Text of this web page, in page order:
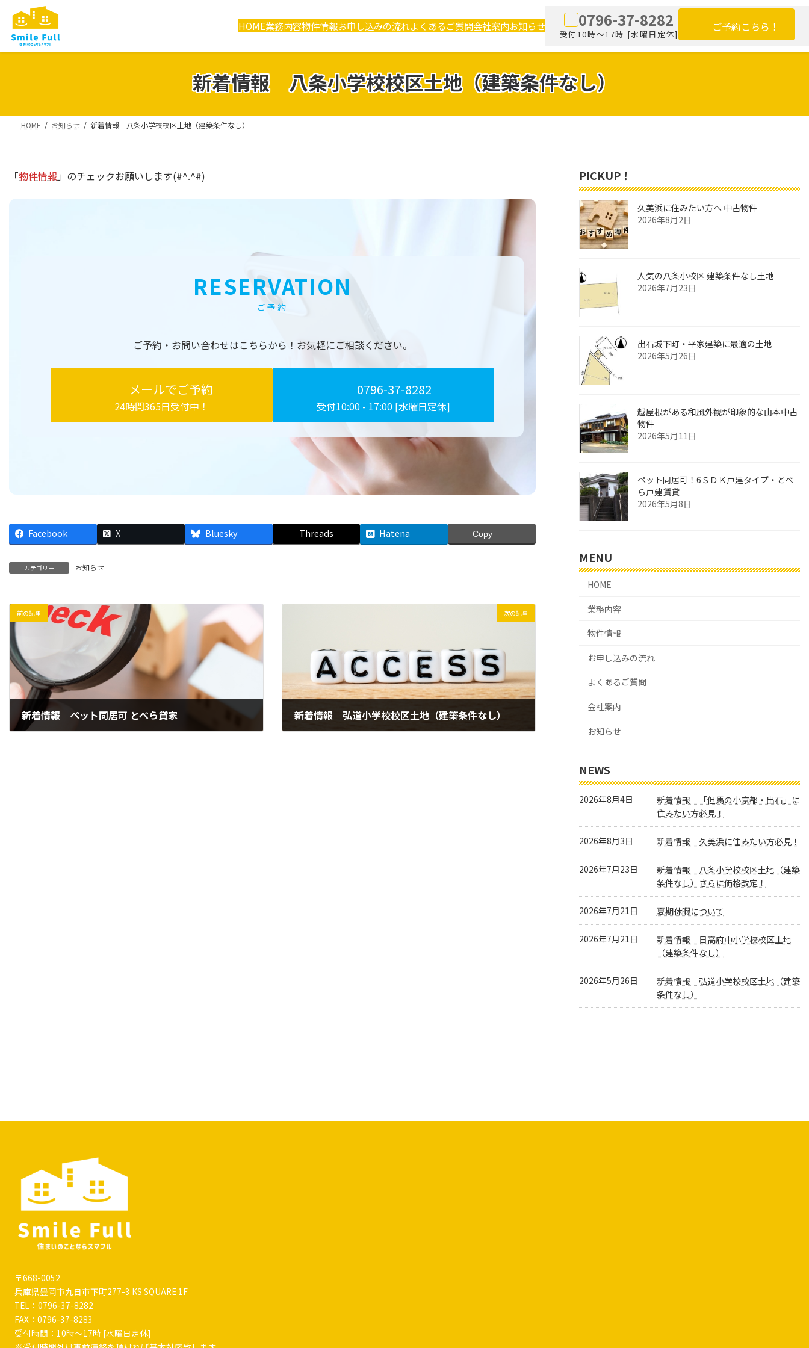
ン
ー
HOME業務内容物件情報お申し込みの流れよくあるご質問会社案内お知らせ 0796-37-8282
受付10時～17時 [水曜日定休] ご予約こちら！
新着情報 八条小学校校区土地（建築条件なし）
HOME お知らせ 新着情報 八条小学校校区土地（建築条件なし）
「物件情報 」のチェックお願いします(#^.^#)
RESERVATION
ご予約
ご予約・お問い合わせはこちらから！ お気軽にご相談ください。
メールでご予約
24時間365日受付中！
0796-37-8282
受付10:00 - 17:00 [水曜日定休]
Facebook X Bluesky Threads Hatena Copy
カテゴリー お知らせ
前の記事
新着情報 ペット同居可 とべら貸家
次の記事
新着情報 弘道小学校校区土地（建築条件なし）
PICKUP！
久美浜に住みたい方へ 中古物件
2026年8月2日
人気の八条小校区 建築条件なし土地
2026年7月23日
出石城下町・平家建築に最適の土地
2026年5月26日
越屋根がある和風外観が印象的な山本中古
物件
2026年5月11日
ペット同居可！6ＳＤＫ戸建タイプ・とべ
ら戸建賃貸
2026年5月8日
MENU
HOME
業務内容
物件情報
お申し込みの流れ
よくあるご質問
会社案内
お知らせ
NEWS
2026年8月4日
新着情報 「但馬の小京都・出石」に
住みたい方必見！
2026年8月3日 新着情報 久美浜に住みたい方必見！
2026年7月23日
新着情報 八条小学校校区土地（建築
条件なし）さらに価格改定！
2026年7月21日 夏期休暇について
2026年7月21日
新着情報 日高府中小学校校区土地
（建築条件なし）
2026年5月26日
新着情報 弘道小学校校区土地（建築
条件なし）
〒668-0052
兵庫県豊岡市九日市下町277-3 KS SQUARE 1F
TEL：0796-37-8282
FAX：0796-37-8283
受付時間：10時～17時 [水曜日定休]